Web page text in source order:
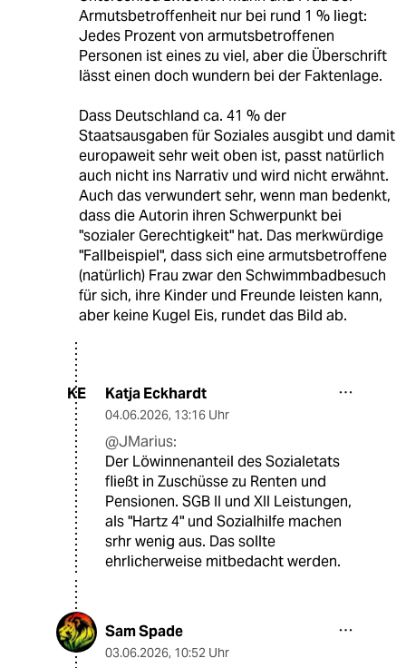
Armutsbetroffenheit nur bei rund 1 % liegt:
Jedes Prozent von armutsbetroffenen
Personen ist eines zu viel, aber die Überschrift
lässt einen doch wundern bei der Faktenlage.
Dass Deutschland ca. 41 % der
Staatsausgaben für Soziales ausgibt und damit
europaweit sehr weit oben ist, passt natürlich
auch nicht ins Narrativ und wird nicht erwähnt.
Auch das verwundert sehr, wenn man bedenkt,
dass die Autorin ihren Schwerpunkt bei
"sozialer Gerechtigkeit" hat. Das merkwürdige
"Fallbeispiel", dass sich eine armutsbetroffene
(natürlich) Frau zwar den Schwimmbadbesuch
für sich, ihre Kinder und Freunde leisten kann,
aber keine Kugel Eis, rundet das Bild ab.
KE Katja Eckhardt
04.06.2026, 13:16 Uhr
@JMarius:
Der Löwinnenanteil des Sozialetats
fließt in Zuschüsse zu Renten und
Pensionen. SGB II und XII Leistungen,
als "Hartz 4" und Sozialhilfe machen
srhr wenig aus. Das sollte
ehrlicherweise mitbedacht werden.
Sam Spade
03.06.2026, 10:52 Uhr